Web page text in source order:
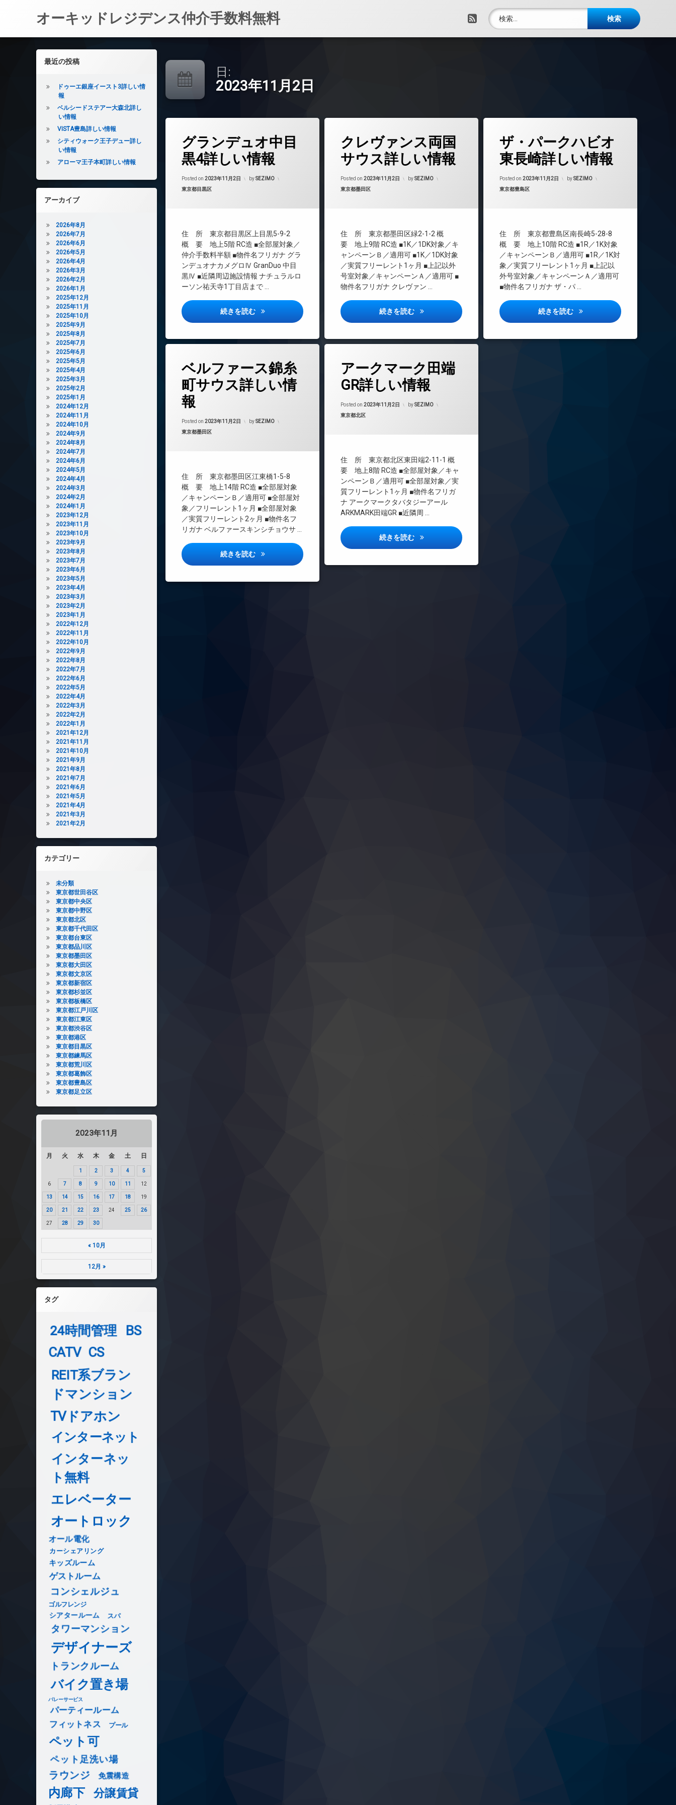
オーキッドレジデンス仲介手数料無料 RSS
検索:
日:
2023年11月2日
グランデュオ中目
黒4詳しい情報
Posted on 2023年11月2日 bySEZIMO
カテゴリー:
東京都目黒区
住 所 東京都目黒区上目黒5-9-2
概 要 地上5階 RC造 ■全部屋対象／
仲介手数料半額 ■物件名フリガナ グラ
ンデュオナカメグロⅣ GranDuo 中目
黒Ⅳ ■近隣周辺施設情報 ナチュラルロ
ーソン祐天寺1丁目店まで …
続きを読む グランデュオ中目黒4詳しい情報
24時間管理
CATV
インターネット無料
エレベーター
オートロック
デザイナーズ
バイク置き場
宅配ボックス
敷地内ゴミ置き場
クレヴァンス両国
サウス詳しい情報
Posted on 2023年11月2日 bySEZIMO
カテゴリー:
東京都墨田区
住 所 東京都墨田区緑2-1-2 概
要 地上9階 RC造 ■1K／1DK対象／キ
ャンペーンＢ／適用可 ■1K／1DK対象
／実質フリーレント1ヶ月 ■上記以外
号室対象／キャンペーンＡ／適用可 ■
物件名フリガナ クレヴァン …
続きを読む クレヴァンス両国サウス詳しい情報
24時間管理
CATV
インターネット無料
エレベーター
オートロック
デザイナーズ
バイク置き場
宅配ボックス
敷地内ゴミ置き場
ザ・パークハビオ
東長崎詳しい情報
Posted on 2023年11月2日 bySEZIMO
カテゴリー:
東京都豊島区
住 所 東京都豊島区南長崎5-28-8
概 要 地上10階 RC造 ■1R／1K対象
／キャンペーンＢ／適用可 ■1R／1K対
象／実質フリーレント1ヶ月 ■上記以
外号室対象／キャンペーンＡ／適用可
■物件名フリガナ ザ・パ …
続きを読む ザ・パークハビオ東長崎詳しい
24時間管理
CATV
インターネット無料
エレベーター
オートロック
デザイナーズ
ペット可
宅配ボックス
敷地内ゴミ置き場
ベルファース錦糸
町サウス詳しい情
報
Posted on 2023年11月2日 bySEZIMO
カテゴリー:
東京都墨田区
住 所 東京都墨田区江東橋1-5-8
概 要 地上14階 RC造 ■全部屋対象
／キャンペーンＢ／適用可 ■全部屋対
象／フリーレント1ヶ月 ■全部屋対象
／実質フリーレント2ヶ月 ■物件名フ
リガナ ベルファースキンシチョウサ …
続きを読む ベルファース錦糸町サウス詳しい情報
24時間管理
CATV
REIT系ブランドマンション
オートロック
デザイナーズ
バイク置き場
宅配ボックス
敷地内ゴミ置き場
防犯カメラ
駐車場
アークマーク田端
GR詳しい情報
Posted on 2023年11月2日 bySEZIMO
カテゴリー:
東京都北区
住 所 東京都北区東田端2-11-1 概
要 地上8階 RC造 ■全部屋対象／キャ
ンペーンＢ／適用可 ■全部屋対象／実
質フリーレント1ヶ月 ■物件名フリガ
ナ アークマークタバタジーアール
ARKMARK田端GR ■近隣周 …
続きを読む アークマーク田端GR詳しい情報
24時間管理
CATV
エレベーター
オートロック
デザイナーズ
ペット可
分譲賃貸
敷地内ゴミ置き場
防犯カメラ
左サイドバー
最近の投稿
ドゥーエ銀座イースト3詳しい情
報
ベルシードステアー大森北詳し
い情報
VISTA豊島詳しい情報
シティウォーク王子デュー詳し
い情報
アローマ王子本町詳しい情報
アーカイブ
2026年8月
2026年7月
2026年6月
2026年5月
2026年4月
2026年3月
2026年2月
2026年1月
2025年12月
2025年11月
2025年10月
2025年9月
2025年8月
2025年7月
2025年6月
2025年5月
2025年4月
2025年3月
2025年2月
2025年1月
2024年12月
2024年11月
2024年10月
2024年9月
2024年8月
2024年7月
2024年6月
2024年5月
2024年4月
2024年3月
2024年2月
2024年1月
2023年12月
2023年11月
2023年10月
2023年9月
2023年8月
2023年7月
2023年6月
2023年5月
2023年4月
2023年3月
2023年2月
2023年1月
2022年12月
2022年11月
2022年10月
2022年9月
2022年8月
2022年7月
2022年6月
2022年5月
2022年4月
2022年3月
2022年2月
2022年1月
2021年12月
2021年11月
2021年10月
2021年9月
2021年8月
2021年7月
2021年6月
2021年5月
2021年4月
2021年3月
2021年2月
カテゴリー
未分類
東京都世田谷区
東京都中央区
東京都中野区
東京都北区
東京都千代田区
東京都台東区
東京都品川区
東京都墨田区
東京都大田区
東京都文京区
東京都新宿区
東京都杉並区
東京都板橋区
東京都江戸川区
東京都江東区
東京都渋谷区
東京都港区
東京都目黒区
東京都練馬区
東京都荒川区
東京都葛飾区
東京都豊島区
東京都足立区
2023年11月
月 火 水 木 金 土 日
1 2 3 4 5
6 7 8 9 10 11 12
13 14 15 16 17 18 19
20 21 22 23 24 25 26
27 28 29 30
« 10月
12月 »
タグ
24時間管理
BS
CATV CS
REIT系ブラン
ドマンション
TVドアホン
インターネット
インターネッ
ト無料
エレベーター
オートロック
オール電化
カーシェアリング
キッズルーム
ゲストルーム
コンシェルジュ
ゴルフレンジ
シアタールーム スパ
タワーマンション
デザイナーズ
トランクルーム
バイク置き場
バレーサービス
パーティールーム
フィットネス プール
ペット可
ペット足洗い場
ラウンジ 免震構造
内廊下 分譲賃貸